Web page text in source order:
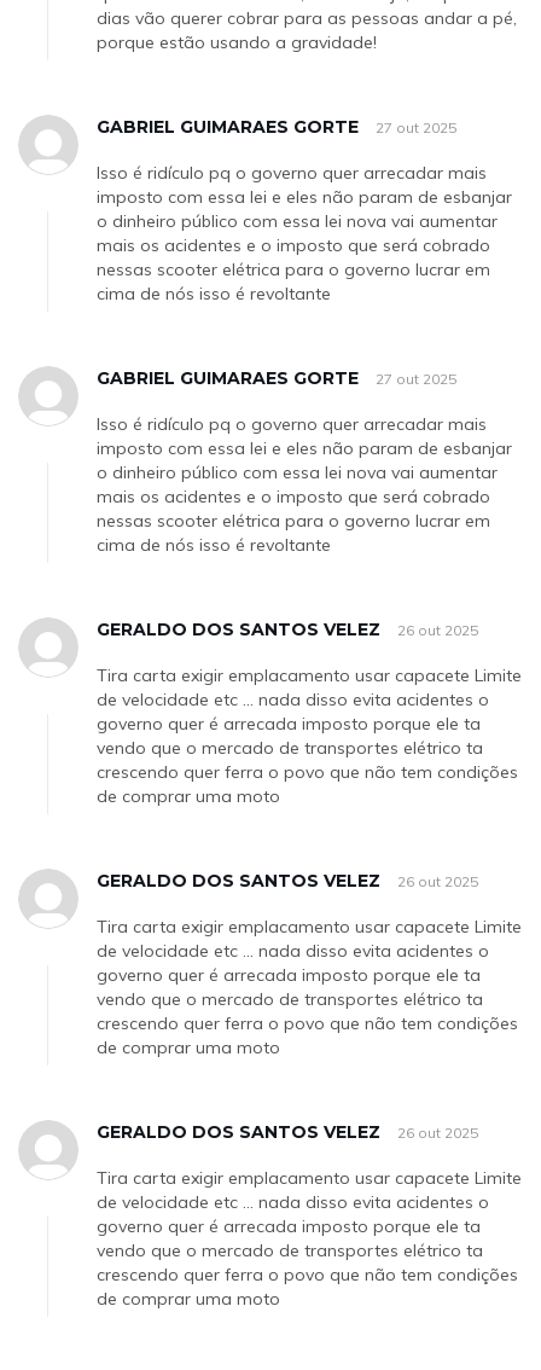
dias vão querer cobrar para as pessoas andar a pé,
porque estão usando a gravidade!
GABRIEL GUIMARAES GORTE 27 out 2025
Isso é ridículo pq o governo quer arrecadar mais
imposto com essa lei e eles não param de esbanjar
o dinheiro público com essa lei nova vai aumentar
mais os acidentes e o imposto que será cobrado
nessas scooter elétrica para o governo lucrar em
cima de nós isso é revoltante
GABRIEL GUIMARAES GORTE 27 out 2025
Isso é ridículo pq o governo quer arrecadar mais
imposto com essa lei e eles não param de esbanjar
o dinheiro público com essa lei nova vai aumentar
mais os acidentes e o imposto que será cobrado
nessas scooter elétrica para o governo lucrar em
cima de nós isso é revoltante
GERALDO DOS SANTOS VELEZ 26 out 2025
Tira carta exigir emplacamento usar capacete Limite
de velocidade etc ... nada disso evita acidentes o
governo quer é arrecada imposto porque ele ta
vendo que o mercado de transportes elétrico ta
crescendo quer ferra o povo que não tem condições
de comprar uma moto
GERALDO DOS SANTOS VELEZ 26 out 2025
Tira carta exigir emplacamento usar capacete Limite
de velocidade etc ... nada disso evita acidentes o
governo quer é arrecada imposto porque ele ta
vendo que o mercado de transportes elétrico ta
crescendo quer ferra o povo que não tem condições
de comprar uma moto
GERALDO DOS SANTOS VELEZ 26 out 2025
Tira carta exigir emplacamento usar capacete Limite
de velocidade etc ... nada disso evita acidentes o
governo quer é arrecada imposto porque ele ta
vendo que o mercado de transportes elétrico ta
crescendo quer ferra o povo que não tem condições
de comprar uma moto